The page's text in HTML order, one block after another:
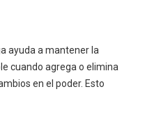
ayuda a mantener la
cuando agrega o elimina
en el poder. Esto